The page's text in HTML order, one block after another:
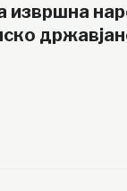
извршна